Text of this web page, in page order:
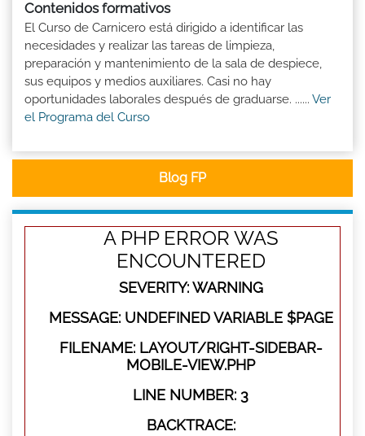
Contenidos formativos
El Curso de Carnicero está dirigido a identificar las
necesidades y realizar las tareas de limpieza,
preparación y mantenimiento de la sala de despiece,
sus equipos y medios auxiliares. Casi no hay
oportunidades laborales después de graduarse. ...... Ver
el Programa del Curso
Blog FP
A PHP ERROR WAS
ENCOUNTERED
SEVERITY: WARNING
MESSAGE: UNDEFINED VARIABLE $PAGE
FILENAME: LAYOUT/RIGHT-SIDEBAR-
MOBILE-VIEW.PHP
LINE NUMBER: 3
BACKTRACE: